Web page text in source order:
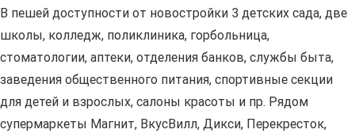
В пешей доступности от новостройки 3 детских сада, две
школы, колледж, поликлиника, горбольница,
стоматологии, аптеки, отделения банков, службы быта,
заведения общественного питания, спортивные секции
для детей и взрослых, салоны красоты и пр. Рядом
супермаркеты Магнит, ВкусВилл, Дикси, Перекресток,